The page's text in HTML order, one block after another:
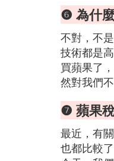
❻ 為什
不對，不
技術都是
買蘋果了
然對我們
❼ 蘋果
最近，有
也都比較